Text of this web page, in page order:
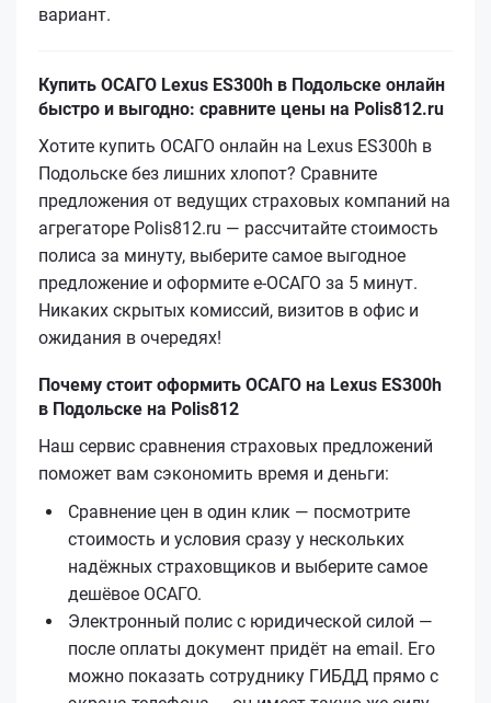
вариант.
Купить ОСАГО Lexus ES300h в Подольске онлайн
быстро и выгодно: сравните цены на Polis812.ru
Хотите купить ОСАГО онлайн на Lexus ES300h в
Подольске без лишних хлопот? Сравните
предложения от ведущих страховых компаний на
агрегаторе Polis812.ru — рассчитайте стоимость
полиса за минуту, выберите самое выгодное
предложение и оформите е‑ОСАГО за 5 минут.
Никаких скрытых комиссий, визитов в офис и
ожидания в очередях!
Почему стоит оформить ОСАГО на Lexus ES300h
в Подольске на Polis812
Наш сервис сравнения страховых предложений
поможет вам сэкономить время и деньги:
Сравнение цен в один клик — посмотрите
стоимость и условия сразу у нескольких
надёжных страховщиков и выберите самое
дешёвое ОСАГО.
Электронный полис с юридической силой —
после оплаты документ придёт на email. Его
можно показать сотруднику ГИБДД прямо с